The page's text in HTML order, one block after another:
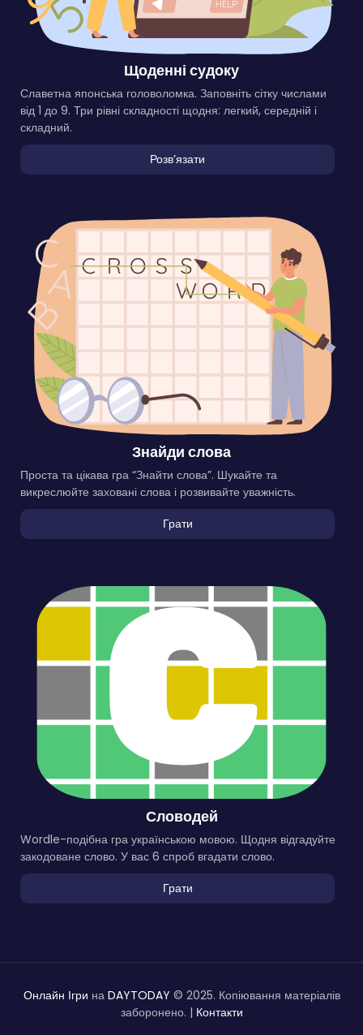
Щоденні судоку
Славетна японська головоломка. Заповніть сітку числами
від 1 до 9. Три рівні складності щодня: легкий, середній і
складний.
Розвʼязати
Знайди слова
Проста та цікава гра “Знайти слова”. Шукайте та
викреслюйте заховані слова і розвивайте уважність.
Грати
Словодей
Wordle-подібна гра українською мовою. Щодня відгадуйте
закодоване слово. У вас 6 спроб вгадати слово.
Грати
Онлайн Ігри на DAYTODAY © 2025. Копіювання матеріалів
заборонено. | Контакти